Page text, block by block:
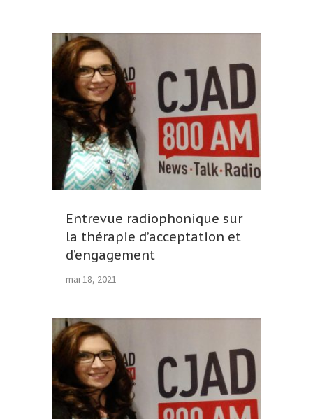
Entrevue radiophonique sur
la thérapie d’acceptation et
d’engagement
mai 18, 2021